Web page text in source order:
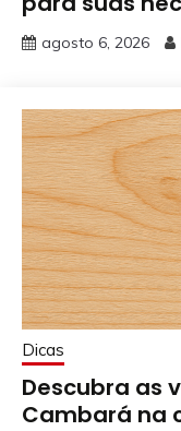
agosto 6, 2026
Dicas
Descubra as
Cambará na